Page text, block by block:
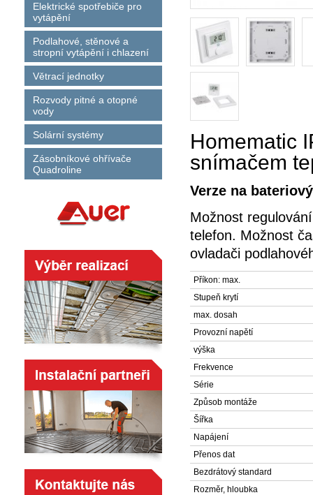
Elektrické spotřebiče pro
vytápění
Podlahové, stěnové a
stropní vytápění i chlazení
Větrací jednotky
Rozvody pitné a otopné
vody
Solární systémy
Zásobníkové ohřívače
Quadroline
Homematic
snímačem
Verze na
Možnost
telefon. Možnost
ovladači
Příkon: max.
Stupeň krytí
max. dosah
Provozní napětí
výška
Frekvence
Série
Způsob montáže
Šířka
Napájení
Přenos dat
Bezdrátový standard
Rozměr, hloubka